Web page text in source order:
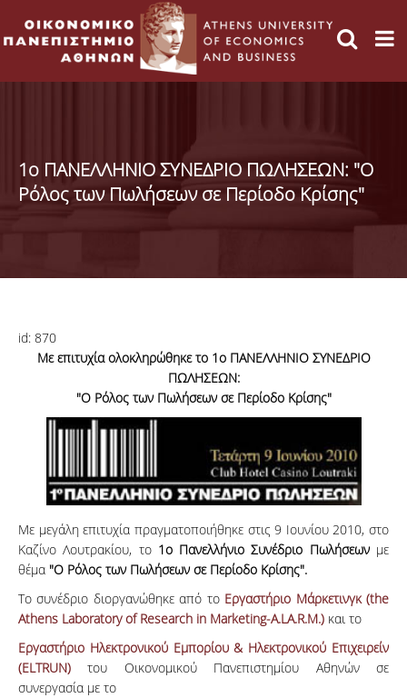
1ο ΠΑΝΕΛΛΗΝΙΟ ΣΥΝΕΔΡΙΟ ΠΩΛΗΣΕΩΝ: "Ο
Ρόλος των Πωλήσεων σε Περίοδο Κρίσης"
id: 870
Με επιτυχία ολοκληρώθηκε το 1ο ΠΑΝΕΛΛΗΝΙΟ ΣΥΝΕΔΡΙΟ
ΠΩΛΗΣΕΩΝ:
"Ο Ρόλος των Πωλήσεων σε Περίοδο Κρίσης"
Με μεγάλη επιτυχία πραγματοποιήθηκε στις 9 Ιουνίου 2010, στο
Καζίνο Λουτρακίου, το 1ο Πανελλήνιο Συνέδριο Πωλήσεωνμε
θέμα "Ο Ρόλος των Πωλήσεων σε Περίοδο Κρίσης".
Το συνέδριο διοργανώθηκε από το Εργαστήριο Μάρκετινγκ (the
Athens Laboratory of Research in Marketing-A.LA.R.M.) και το
Εργαστήριο Ηλεκτρονικού Εμπορίου & Ηλεκτρονικού Επιχειρείν
(ELTRUN) του Οικονομικού Πανεπιστημίου Αθηνών σε
συνεργασία με το